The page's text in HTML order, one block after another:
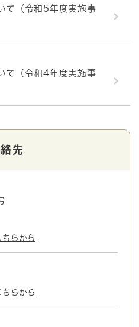
て（令和5年度実施事
て（令和4年度実施事
先
ちらから
ちらから